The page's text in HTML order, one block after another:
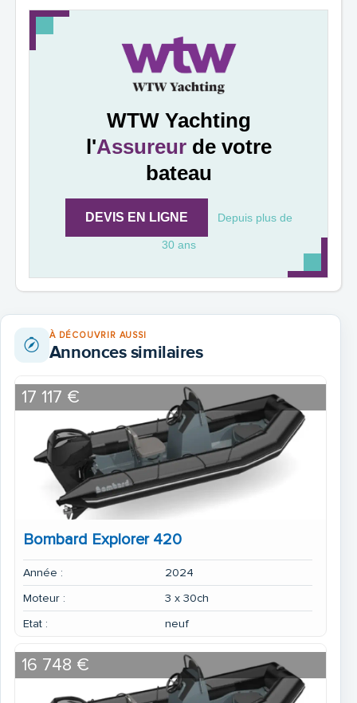
WTW Yachting
l'Assureurde votre
bateau
DEVIS EN LIGNE Depuis plus de
30 ans
À DÉCOUVRIR AUSSI
Annonces similaires
Bombard Explorer 420
Année :
2024
Moteur :
3 x 30ch
Etat :
neuf
17 117 €
16 748 €